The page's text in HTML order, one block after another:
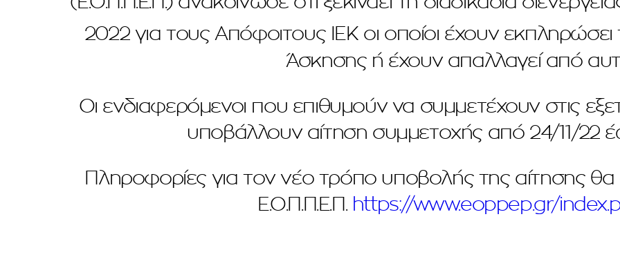
2022 για τους Απόφοιτους ΙΕΚ οι οποίοι έχουν εκπληρώσει
Άσκησης ή έχουν απαλλαγεί από
Οι ενδιαφερόμενοι που επιθυμούν να συμμετέχουν στις
υποβάλλουν αίτηση συμμετοχής από 24/11/22
Πληροφορίες για τον νέο τρόπο υποβολής της αίτησης
Ε.Ο.Π.Π.Ε.Π. https://www.eoppep.gr/